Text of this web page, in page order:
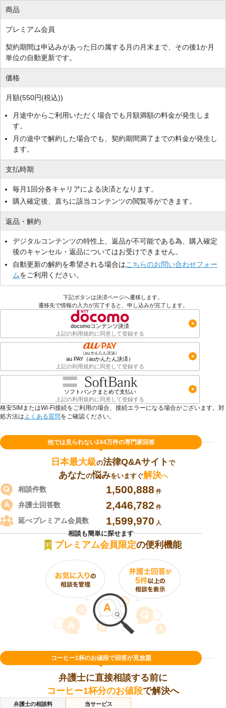
商品
プレミアム会員
契約期間は申込みがあった日の属する月の月末まで、その後1か月
単位の自動更新です。
価格
月額(550円(税込))
月途中からご利用いただく場合でも月額満額の料金が発生しま
す。
月の途中で解約した場合でも、契約期間満了までの料金が発生し
ます。
支払時期
毎月1回分各キャリアによる決済となります。
購入確定後、直ちに該当コンテンツの閲覧等ができます。
返品・解約
デジタルコンテンツの特性上、返品が不可能である為、購入確定
後のキャンセル・返品についてはお受けできません。
自動更新の解約を希望される場合はこちらのお問い合わせフォー
ムをご利用ください。
下記ボタンは決済ページへ遷移します。
遷移先で情報の入力が完了すると、申し込みが完了します。
docomoコンテンツ決済
上記の利用規約に同意して登録する
au PAY（auかんたん決済）
上記の利用規約に同意して登録する
ソフトバンクまとめて支払い
上記の利用規約に同意して登録する
格安SIMまたはWi-Fi接続をご利用の場合、接続エラーになる場合がございます。対
処方法は よくある質問をご確認ください。
他では見られない244万件の専門家回答
日本最大級の法律Q&Aサイト で
あなたの悩みをいますぐ解決へ
相談件数 1,500,888 件
弁護士回答数 2,446,782 件
延べプレミアム会員数 1,599,970 人
相談も簡単に探せます
プレミアム会員限定の便利機能
コーヒー1杯のお値段で回答が見放題
弁護士に直接相談する前に
コーヒー1杯分のお値段で解決へ
弁護士の相談料 当サービス